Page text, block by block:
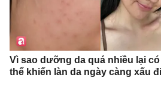
Vì sao dưỡng da quá nhiều lại có
thể khiến làn da ngày càng xấu